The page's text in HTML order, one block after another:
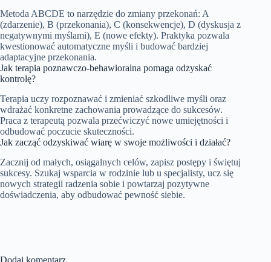
Metoda ABCDE to narzędzie do zmiany przekonań: A
(zdarzenie), B (przekonania), C (konsekwencje), D (dyskusja z
negatywnymi myślami), E (nowe efekty). Praktyka pozwala
kwestionować automatyczne myśli i budować bardziej
adaptacyjne przekonania.
Jak terapia poznawczo-behawioralna pomaga odzyskać
kontrolę?
Terapia uczy rozpoznawać i zmieniać szkodliwe myśli oraz
wdrażać konkretne zachowania prowadzące do sukcesów.
Praca z terapeutą pozwala przećwiczyć nowe umiejętności i
odbudować poczucie skuteczności.
Jak zacząć odzyskiwać wiarę w swoje możliwości i działać?
Zacznij od małych, osiągalnych celów, zapisz postępy i świętuj
sukcesy. Szukaj wsparcia w rodzinie lub u specjalisty, ucz się
nowych strategii radzenia sobie i powtarzaj pozytywne
doświadczenia, aby odbudować pewność siebie.
Dodaj komentarz